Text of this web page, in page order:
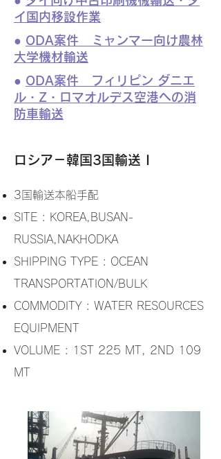
イ国内移設作業
● ODA案件 ミャンマー向け農林
大学機材輸送
● ODA案件 フィリピン ダニエ
ル・Z・ロマオルデス空港への消
防車輸送
ロシア－韓国3国輸送 I
3国輸送本船手配
SITE : KOREA,BUSAN-
RUSSIA,NAKHODKA
SHIPPING TYPE : OCEAN
TRANSPORTATION/BULK
COMMODITY : WATER RESOURCES
EQUIPMENT
VOLUME : 1ST 225 MT, 2ND 109
MT